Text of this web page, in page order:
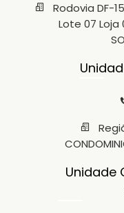
Rodovia DF-
Lote 07 Loja
Unidade